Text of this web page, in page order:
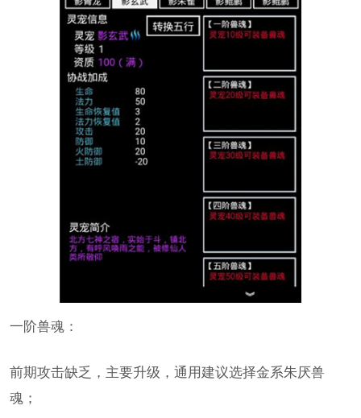
一阶兽魂：
前期攻击缺乏，主要升级，通用建议选择金系朱厌兽
魂；